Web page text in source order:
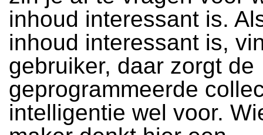
inhoud interessant is.
inhoud interessant is,
gebruiker, daar zorgt de
geprogrammeerde
intelligentie wel voor.